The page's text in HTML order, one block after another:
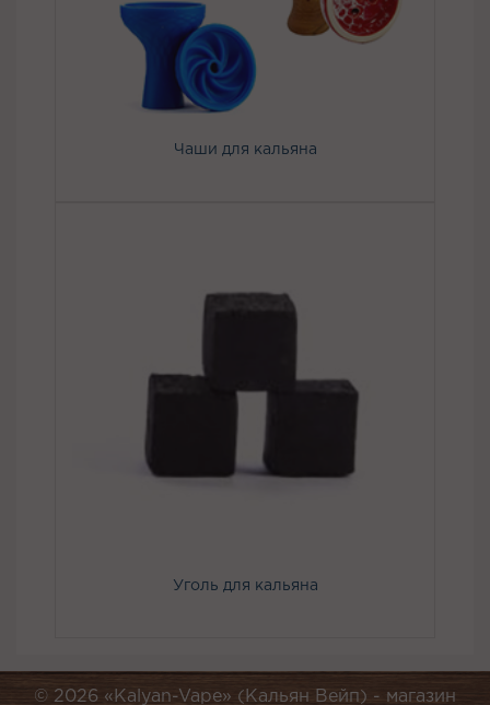
Чаши для кальяна
Уголь для кальяна
© 2026 «Kalyan-Vape» (Кальян Вейп) - магазин